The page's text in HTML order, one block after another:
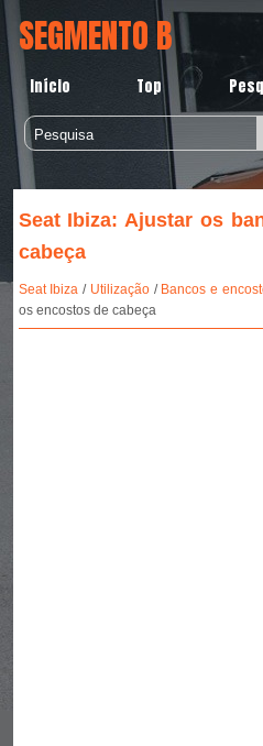
SEGMENTO B
Início Top
Seat Ibiza: Ajustar os
cabeça
Seat Ibiza / Utilização/ Bancos e
os encostos de cabeça